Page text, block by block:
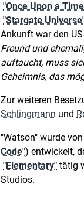
"Once Upon a
"Stargate
Ankunft war den
Freund und
auftaucht, muss
Geheimnis, das
Zur weiteren
Schlingmann und
"Watson" wurde
Code") entwickelt,
"Elementary" tätig
Studios.